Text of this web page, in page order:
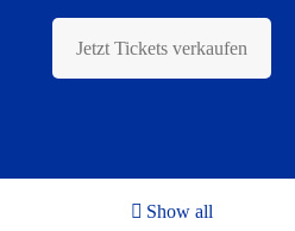
Jetzt Tickets verkaufen
Show all